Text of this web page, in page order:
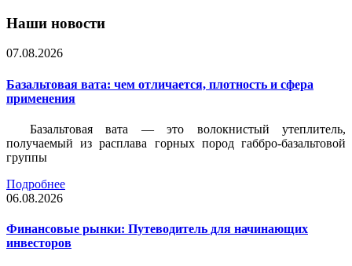
Наши новости
07.08.2026
Базальтовая вата: чем отличается, плотность и сфера
применения
Базальтовая вата — это волокнистый утеплитель,
получаемый из расплава горных пород габбро-базальтовой
группы
Подробнее
06.08.2026
Финансовые рынки: Путеводитель для начинающих
инвесторов